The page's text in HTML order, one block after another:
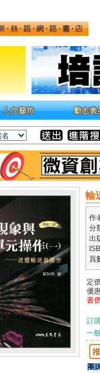
輸
作
分
出
頁
定
優
書
訂
一
團